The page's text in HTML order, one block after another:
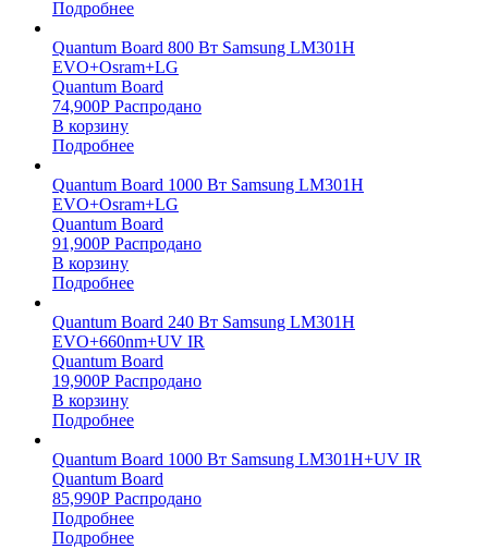
Подробнее
Quantum Board 800 Вт Samsung LM301H
EVO+Osram+LG
Quantum Board
74,900Р Распродано
В корзину
Подробнее
Quantum Board 1000 Вт Samsung LM301H
EVO+Osram+LG
Quantum Board
91,900Р Распродано
В корзину
Подробнее
Quantum Board 240 Вт Samsung LM301H
EVO+660nm+UV IR
Quantum Board
19,900Р Распродано
В корзину
Подробнее
Quantum Board 1000 Вт Samsung LM301H+UV IR
Quantum Board
85,990Р Распродано
Подробнее
Подробнее